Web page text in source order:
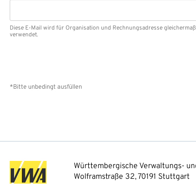
Diese E-Mail wird für Organisation und Rechnungsadresse
verwendet.
*Bitte unbedingt ausfüllen
Württembergische Verwaltungs-
Wolframstraße 32, 70191 Stuttgart